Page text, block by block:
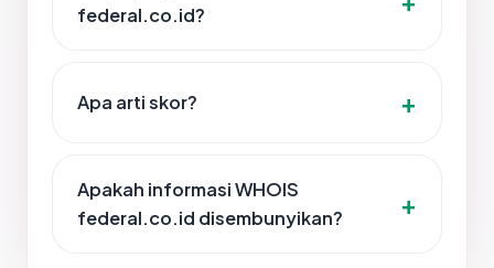
federal.co.id?
Apa arti skor?
Apakah informasi WHOIS
federal.co.id disembunyikan?